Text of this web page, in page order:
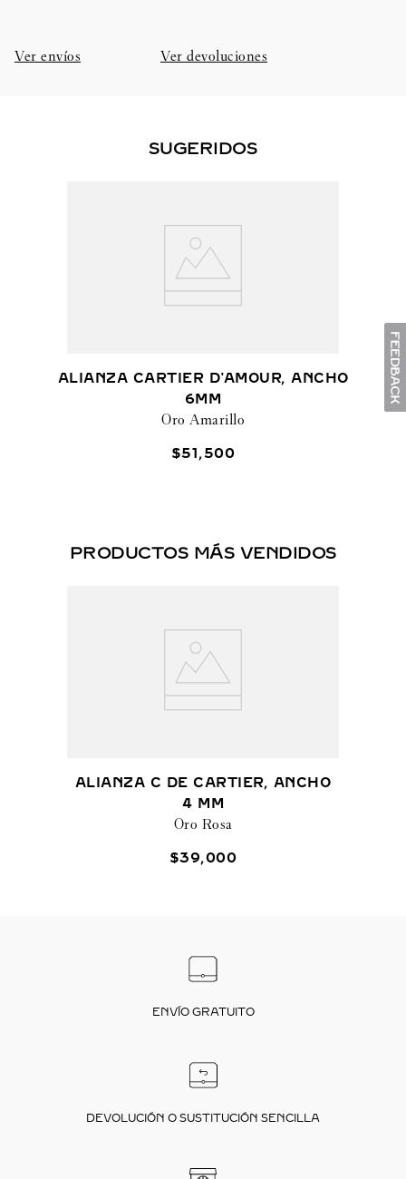
Ver envíos Ver devoluciones
SUGERIDOS
ALIANZA CARTIER D'AMOUR, ANCHO
6MM
Oro Amarillo
$51 ,500
PRODUCTOS MÁS VENDIDOS
ALIANZA C DE CARTIER, ANCHO
4 MM
Oro Rosa
$39,000
ENVÍO GRATUITO
DEVOLUCIÓN O SUSTITUCIÓN SENCILLA